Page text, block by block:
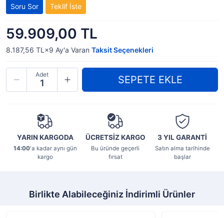
Soru Sor
Teklif İste
59.909,00 TL
8.187,56 TL×9 Ay'a Varan Taksit Seçenekleri
Adet
YARIN KARGODA
14:00'a kadar aynı gün
kargo
ÜCRETSİZ KARGO
Bu üründe geçerli
fırsat
3 YILGARANTİ
Satın alma tarihinde
başlar
Birlikte Alabileceğiniz İndirimli Ürünler